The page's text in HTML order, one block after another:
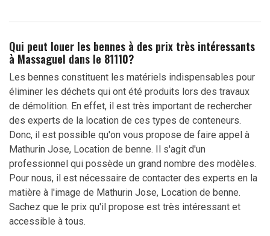
Qui peut louer les bennes à des prix très intéressants
à Massaguel dans le 81110?
Les bennes constituent les matériels indispensables pour
éliminer les déchets qui ont été produits lors des travaux
de démolition. En effet, il est très important de rechercher
des experts de la location de ces types de conteneurs.
Donc, il est possible qu'on vous propose de faire appel à
Mathurin Jose, Location de benne. Il s'agit d'un
professionnel qui possède un grand nombre des modèles.
Pour nous, il est nécessaire de contacter des experts en la
matière à l'image de Mathurin Jose, Location de benne.
Sachez que le prix qu'il propose est très intéressant et
accessible à tous.